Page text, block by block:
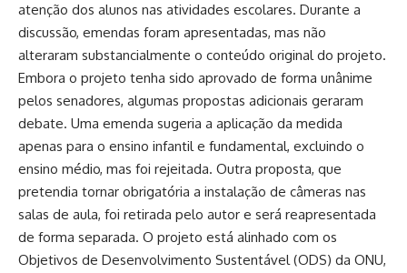
atenção dos alunos nas atividades escolares. Durante a
discussão, emendas foram apresentadas, mas não
alteraram substancialmente o conteúdo original do projeto.
Embora o projeto tenha sido aprovado de forma unânime
pelos senadores, algumas propostas adicionais geraram
debate. Uma emenda sugeria a aplicação da medida
apenas para o ensino infantil e fundamental, excluindo o
ensino médio, mas foi rejeitada. Outra proposta, que
pretendia tornar obrigatória a instalação de câmeras nas
salas de aula, foi retirada pelo autor e será reapresentada
de forma separada. O projeto está alinhado com os
Objetivos de Desenvolvimento Sustentável (ODS) da ONU,